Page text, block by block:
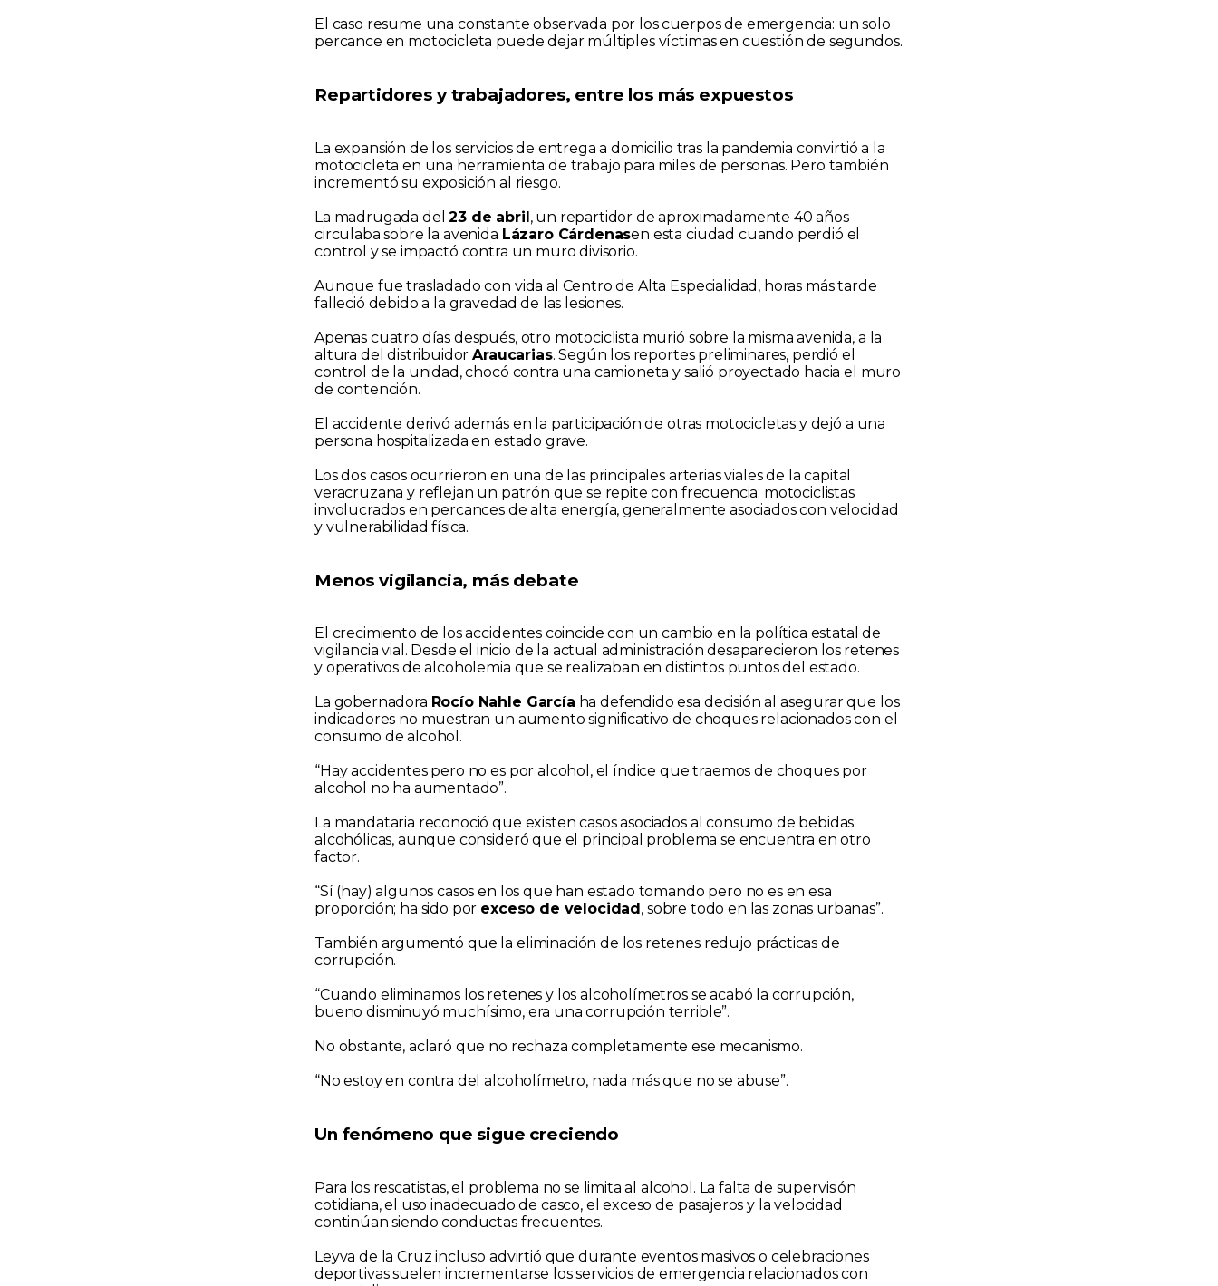
El caso resume una constante observada por los cuerpos de emergencia: un solo
percance en motocicleta puede dejar múltiples víctimas en cuestión de segundos.
Repartidores y trabajadores, entre los más expuestos
La expansión de los servicios de entrega a domicilio tras la pandemia convirtió a la
motocicleta en una herramienta de trabajo para miles de personas. Pero también
incrementó su exposición al riesgo.
La madrugada del23 de abril, un repartidor de aproximadamente 40 años
circulaba sobre la avenida Lázaro Cárdenasen esta ciudad cuando perdió el
control y se impactó contra un muro divisorio.
Aunque fue trasladado con vida al Centro de Alta Especialidad, horas más tarde
falleció debido a la gravedad de las lesiones.
Apenas cuatro días después, otro motociclista murió sobre la misma avenida, a la
altura del distribuidorAraucarias. Según los reportes preliminares, perdió el
control de la unidad, chocó contra una camioneta y salió proyectado hacia el muro
de contención.
El accidente derivó además en la participación de otras motocicletas y dejó a una
persona hospitalizada en estado grave.
Los dos casos ocurrieron en una de las principales arterias viales de la capital
veracruzana y reflejan un patrón que se repite con frecuencia: motociclistas
involucrados en percances de alta energía, generalmente asociados con velocidad
y vulnerabilidad física.
Menos vigilancia, más debate
El crecimiento de los accidentes coincide con un cambio en la política estatal de
vigilancia vial. Desde el inicio de la actual administración desaparecieron los retenes
y operativos de alcoholemia que se realizaban en distintos puntos del estado.
La gobernadora Rocío Nahle García ha defendido esa decisión al asegurar que los
indicadores no muestran un aumento significativo de choques relacionados con el
consumo de alcohol.
“Hay accidentes pero no es por alcohol, el índice que traemos de choques por
alcohol no ha aumentado”.
La mandataria reconoció que existen casos asociados al consumo de bebidas
alcohólicas, aunque consideró que el principal problema se encuentra en otro
factor.
“Sí (hay) algunos casos en los que han estado tomando pero no es en esa
proporción; ha sido por exceso de velocidad , sobre todo en las zonas urbanas”.
También argumentó que la eliminación de los retenes redujo prácticas de
corrupción.
“Cuando eliminamos los retenes y los alcoholímetros se acabó la corrupción,
bueno disminuyó muchísimo, era una corrupción terrible”.
No obstante, aclaró que no rechaza completamente ese mecanismo.
“No estoy en contra del alcoholímetro, nada más que no se abuse”.
Un fenómeno que sigue creciendo
Para los rescatistas, el problema no se limita al alcohol. La falta de supervisión
cotidiana, el uso inadecuado de casco, el exceso de pasajeros y la velocidad
continúan siendo conductas frecuentes.
Leyva de la Cruz incluso advirtió que durante eventos masivos o celebraciones
deportivas suelen incrementarse los servicios de emergencia relacionados con